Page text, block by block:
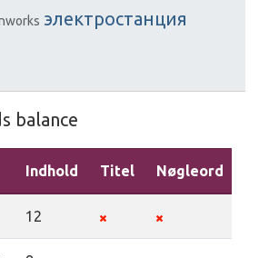
электростанция
balance
Indhold Titel Nøgleord
12